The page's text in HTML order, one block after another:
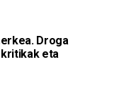
Droga
eta